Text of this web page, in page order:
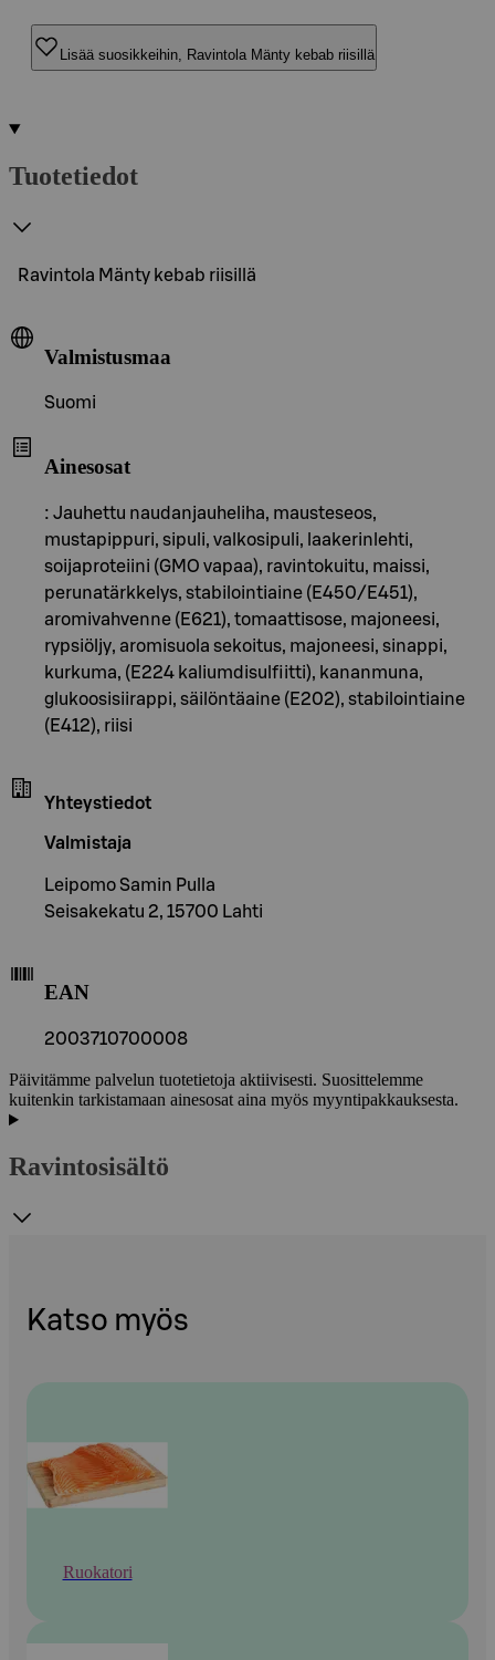
Lisää suosikkeihin, Ravintola Mänty kebab riisillä
Tuotetiedot
Ravintola Mänty kebab riisillä
Valmistusmaa
Suomi
Ainesosat
: Jauhettu naudanjauheliha, mausteseos,
mustapippuri, sipuli, valkosipuli, laakerinlehti,
soijaproteiini (GMO vapaa), ravintokuitu, maissi,
perunatärkkelys, stabilointiaine (E450/E451),
aromivahvenne (E621), tomaattisose, majoneesi,
rypsiöljy, aromisuola sekoitus, majoneesi, sinappi,
kurkuma, (E224 kaliumdisulfiitti), kananmuna,
glukoosisiirappi, säilöntäaine (E202), stabilointiaine
(E412), riisi
Yhteystiedot
Valmistaja
Leipomo Samin Pulla
Seisakekatu 2, 15700 Lahti
EAN
2003710700008
Päivitämme palvelun tuotetietoja aktiivisesti. Suosittelemme
kuitenkin tarkistamaan ainesosat aina myös myyntipakkauksesta.
Ravintosisältö
Katso myös
Ruokatori